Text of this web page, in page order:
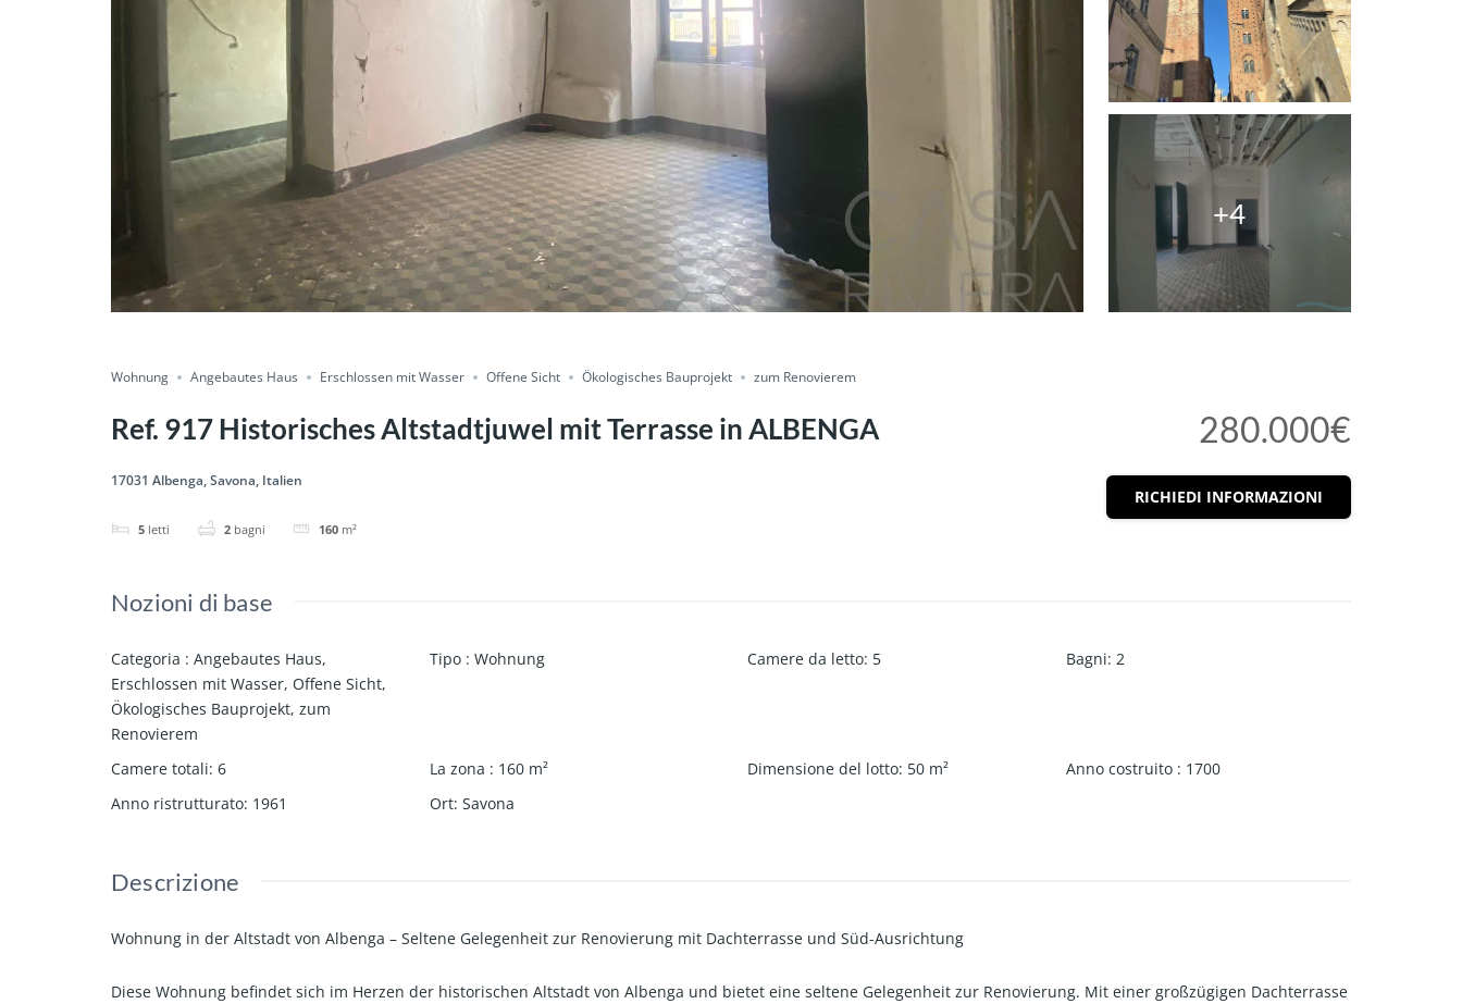
+4
Wohnung Angebautes Haus Erschlossen mit Wasser Offene Sicht Ökologisches Bauprojekt zum Renovierem
Ref. 917 Historisches Altstadtjuwel mit Terrasse in ALBENGA
17031 Albenga, Savona, Italien
5 letti 2 bagni 160 m²
280.000€
RICHIEDI INFORMAZIONI
Nozioni di base
Categoria : Angebautes Haus,
Erschlossen mit Wasser, Offene Sicht,
Ökologisches Bauprojekt, zum
Renovierem
Tipo : Wohnung Camere da letto: 5 Bagni: 2
Camere totali: 6 La zona : 160 m² Dimensione del lotto: 50 m² Anno costruito : 1700
Anno ristrutturato: 1961 Ort: Savona
Descrizione
Wohnung in der Altstadt von Albenga – Seltene Gelegenheit zur Renovierung mit Dachterrasse und Süd-Ausrichtung
Diese Wohnung befindet sich im Herzen der historischen Altstadt von Albenga und bietet eine seltene Gelegenheit zur Renovierung. Mit einer großzügigen Dachterrasse